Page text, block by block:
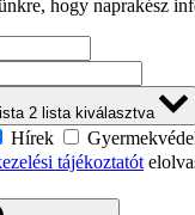
hogy naprakész
2 lista kiválasztva
Hírek
tájékoztatót